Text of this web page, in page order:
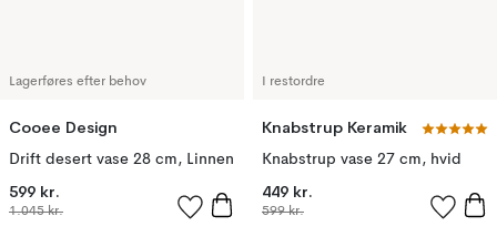
Lagerføres efter behov
Cooee Design
Drift desert vase 28 cm, Linnen
599 kr.
1.045 kr.
I restordre
Knabstrup Keramik
Knabstrup vase 27 cm, hvid
449 kr.
599 kr.